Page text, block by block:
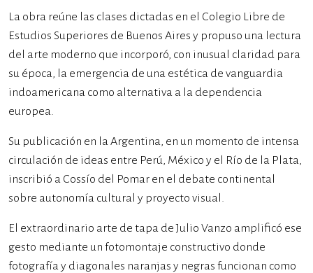
La obra reúne las clases dictadas en el Colegio Libre de
Estudios Superiores de Buenos Aires y propuso una lectura
del arte moderno que incorporó, con inusual claridad para
su época, la emergencia de una estética de vanguardia
indoamericana como alternativa a la dependencia
europea.
Su publicación en la Argentina, en un momento de intensa
circulación de ideas entre Perú, México y el Río de la Plata,
inscribió a Cossío del Pomar en el debate continental
sobre autonomía cultural y proyecto visual.
El extraordinario arte de tapa de Julio Vanzo amplificó ese
gesto mediante un fotomontaje constructivo donde
fotografía y diagonales naranjas y negras funcionan como